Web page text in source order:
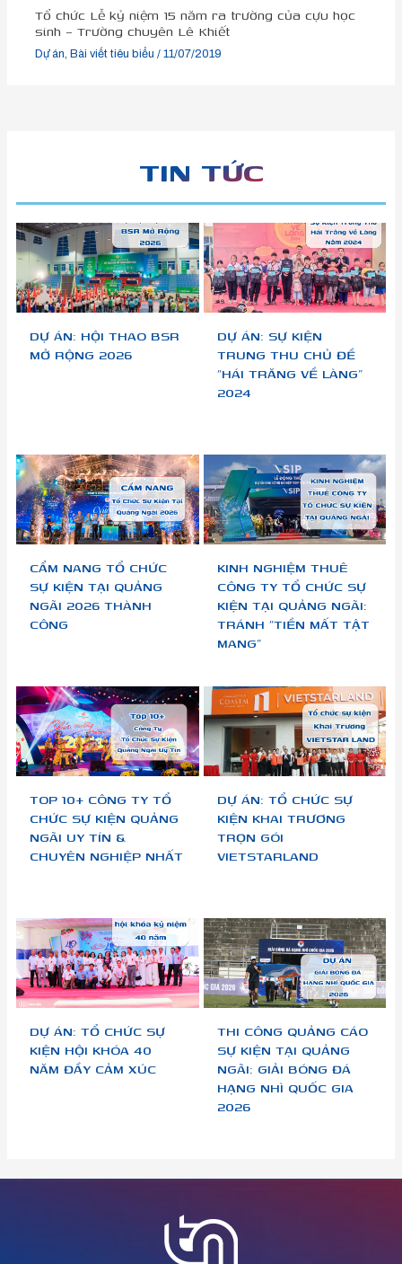
Tổ chức Lễ kỷ niệm 15 năm ra trường của cựu học
sinh – Trường chuyên Lê Khiết
Dự án, Bài viết tiêu biểu /11/07/2019
TIN TỨC
DỰ ÁN: HỘI THAO BSR
MỞ RỘNG 2026
DỰ ÁN: SỰ KIỆN
TRUNG THU CHỦ ĐỀ
“HÁI TRĂNG VỀ LÀNG”
2024
CẨM NANG TỔ CHỨC
SỰ KIỆN TẠI QUẢNG
NGÃI 2026 THÀNH
CÔNG
KINH NGHIỆM THUÊ
CÔNG TY TỔ CHỨC SỰ
KIỆN TẠI QUẢNG NGÃI:
TRÁNH “TIỀN MẤT TẬT
MANG”
TOP 10+ CÔNG TY TỔ
CHỨC SỰ KIỆN QUẢNG
NGÃI UY TÍN &
CHUYÊN NGHIỆP NHẤT
DỰ ÁN: TỔ CHỨC SỰ
KIỆN KHAI TRƯƠNG
TRỌN GÓI
VIETSTARLAND
DỰ ÁN: TỔ CHỨC SỰ
KIỆN HỘI KHÓA 40
NĂM ĐẦY CẢM XÚC
THI CÔNG QUẢNG CÁO
SỰ KIỆN TẠI QUẢNG
NGÃI: GIẢI BÓNG ĐÁ
HẠNG NHÌ QUỐC GIA
2026